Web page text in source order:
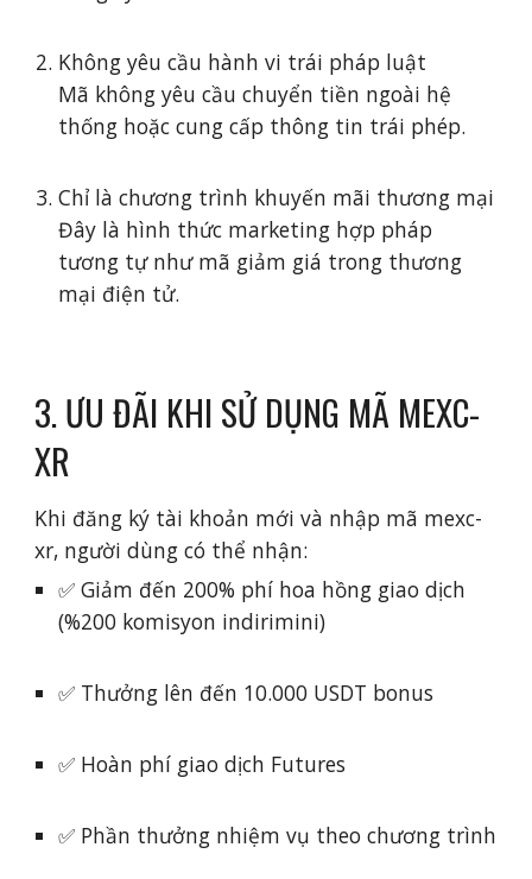
Không yêu cầu hành vi trái pháp luật
Mã không yêu cầu chuyển tiền ngoài hệ
thống hoặc cung cấp thông tin trái phép.
Chỉ là chương trình khuyến mãi thương mại
Đây là hình thức marketing hợp pháp
tương tự như mã giảm giá trong thương
mại điện tử.
3. ƯU ĐÃI KHI SỬ DỤNG MÃ MEXC-
XR
Khi đăng ký tài khoản mới và nhập mã mexc-
xr, người dùng có thể nhận:
✅ Giảm đến 200% phí hoa hồng giao dịch
(%200 komisyon indirimini)
✅ Thưởng lên đến 10.000 USDT bonus
✅ Hoàn phí giao dịch Futures
✅ Phần thưởng nhiệm vụ theo chương trình